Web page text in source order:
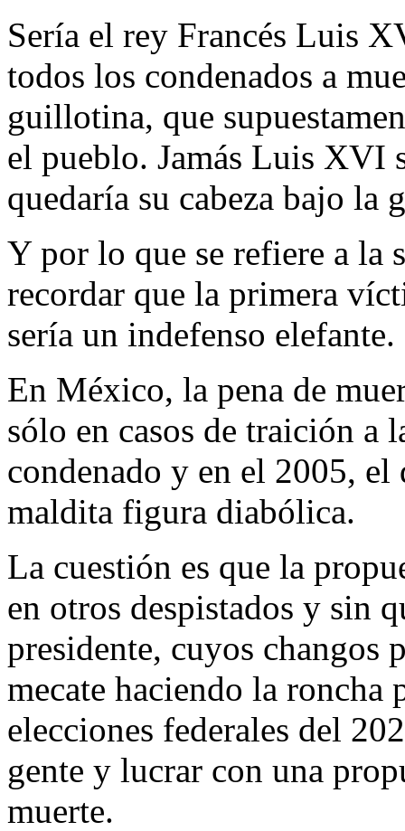
Sería el rey Francés Luis
todos los condenados a
guillotina, que
el pueblo. Jamás Luis XVI
quedaría su cabeza bajo la
Y por lo que se refiere a la
recordar que la primera
sería un indefenso elefante.
En México, la pena de
sólo en casos de traición a
condenado y en el 2005,
maldita figura diabólica.
La cuestión es que la
en otros despistados y sin
presidente, cuyos changos
mecate haciendo la roncha
elecciones federales del
gente y lucrar con una
muerte.